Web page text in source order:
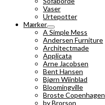
Vaser
Urtepotter
Mærker
A Simple Mess
Andersen Furniture
Architectmade
Applicata
Arne Jacobsen
Bent Hansen
Bjørn Wiinblad
Bloomingville
Broste Copenhagen
by Brorson